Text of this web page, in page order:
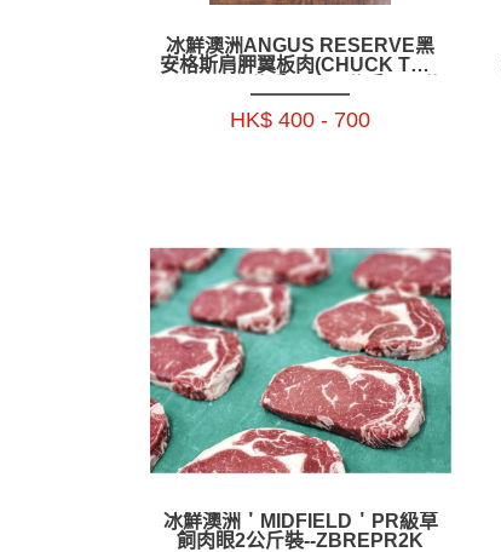
冰鮮澳洲ANGUS RESERVE黑
安格斯肩胛翼板肉(CHUCK TAIL
HK$ 400 - 700
冰鮮澳洲＇MIDFIELD＇PR級草
飼肉眼2公斤裝--ZBREPR2K